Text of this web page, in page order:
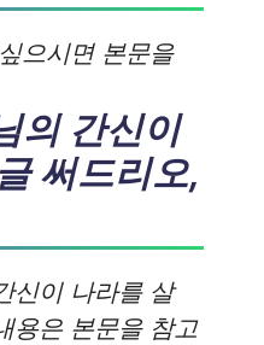
으시면 본문을
의 간신이
써드리오,
신이 나라를 살
용은 본문을 참고